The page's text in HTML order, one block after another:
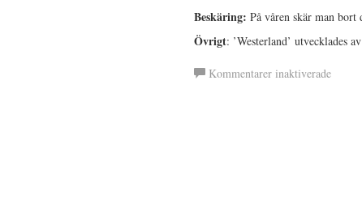
Beskäring: På våren skär man bort
Övrigt: ’Westerland’ utvecklades
Kommentarer inaktiveradeför